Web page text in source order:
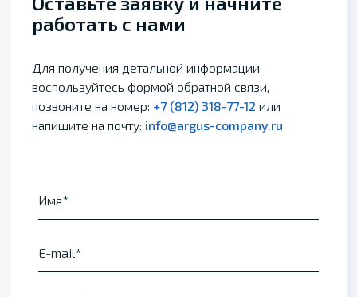
работать с нами
Для получения детальной информации
воспользуйтесь формой обратной связи,
позвоните на номер: +7 (812) 318-77-12 или
напишите на почту: info@argus-company.ru
Имя
E-mail